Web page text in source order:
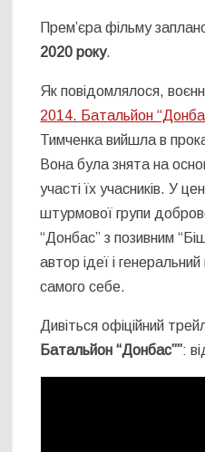
Прем’єра фільму
2020 року.
Як повідомлялося,
2014. Батальйон
Тимченка вийшла в
Вона була знята на
участі їх учасників. У
штурмової групи
“Донбас” з позивним
автор ідеї і
самого себе.
Дивіться офіційний
Батальйон “Донбас””: